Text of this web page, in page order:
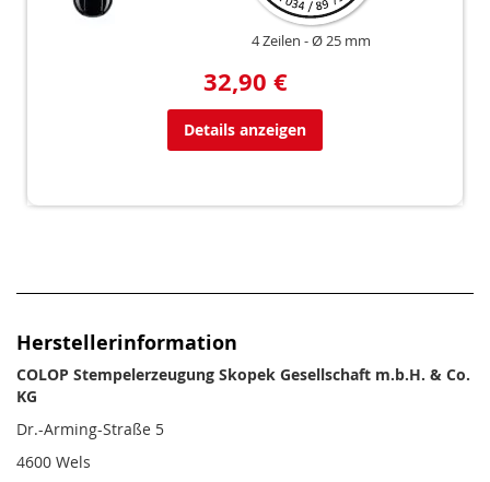
4 Zeilen Ø 25 mm
32,90 €
Details anzeigen
Herstellerinformation
COLOP Stempelerzeugung Skopek Gesellschaft m.b.H. & Co.
KG
Dr.-Arming-Straße 5
4600 Wels